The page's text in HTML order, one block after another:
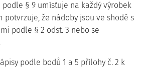
§ 9 umísťuje na každý výrobek
potvrzuje, že nádoby jsou ve shodě s
podle § 2 odst. 3 nebo se
podle bodů 1 a 5 přílohy č. 2 k